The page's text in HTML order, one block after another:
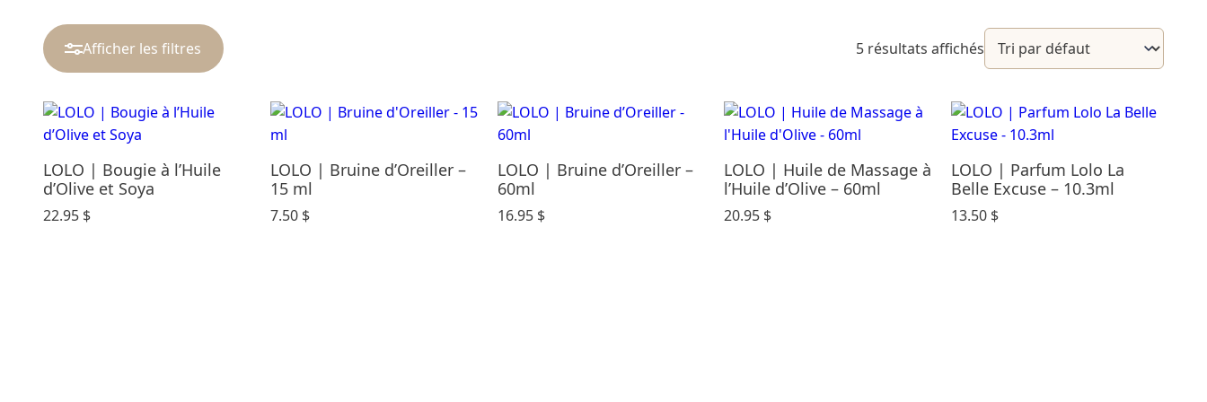
Afficher les filtres 5 résultats affichés
Catégories
Cadeaux & Occasions
Carte Cadeau
Dodo & Confort
Éveil & Jeux
LOLO | Bougie à l’Huile
d’Olive et Soya
22.95 $
LOLO | Bruine d’Oreiller –
15 ml
7.50 $
LOLO | Bruine d’Oreiller –
60ml
16.95 $
LOLO | Huile de Massage à
l’Huile d’Olive – 60ml
20.95 $
LOLO | Parfum Lolo La
Belle Excuse – 10.3ml
13.50 $